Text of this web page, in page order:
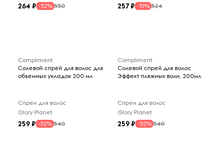
264 -52% 550 257 -51% 524
Compliment
Солевой спрей для волос для
объемных укладок 200 мл
Спреи для волос
Glory Planet
259 -52% 540
Compliment
Солевой спрей для волос
Эффект пляжных волн, 200мл
Спреи для волос
Glory Planet
259 -52% 540